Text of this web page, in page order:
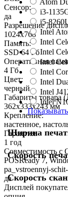
Atom
i3-
i5-
Intel
Intel
Intel
Intel
Intel
Intel
Intel
Intel
Ширина
Скорость
Скорость
Сенсор:
да
Разрешение
1024x768
Память:
SSD 64 Гб
Оперативная
4 Гб
Цвет:
черный
Габариты
362x333x243 мм
Крепление:
настенное,
Гарантия:
1 год
Совместимость с
POSReady 7,
pa_vstroennyj-
да
Дисплей